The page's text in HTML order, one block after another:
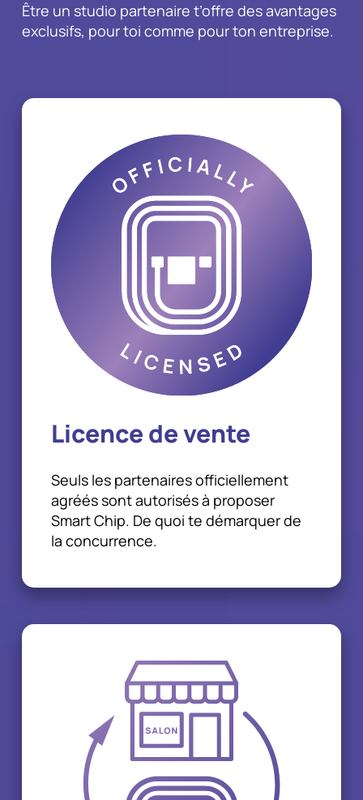
Être un studio partenaire t’offre des avantages
exclusifs, pour toi comme pour ton entreprise.
Licence de vente
Seuls les partenaires officiellement
agréés sont autorisés à proposer
Smart Chip. De quoi te démarquer de
la concurrence.